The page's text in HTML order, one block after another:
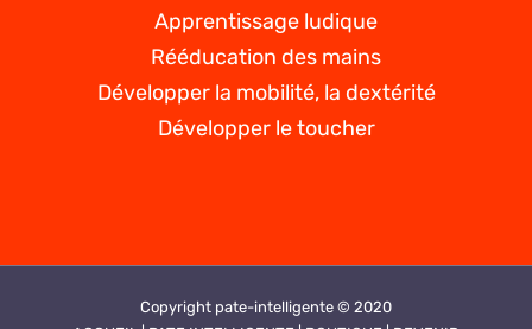
Apprentissage ludique
Rééducation des mains
Développer la mobilité, la dextérité
Développer le toucher
Copyright pate-intelligente © 2020